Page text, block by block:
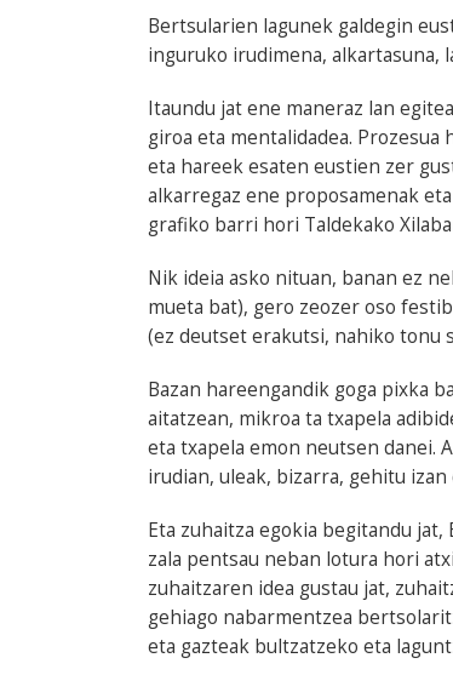
Bertsularien lagunek galdegin
inguruko irudimena, alkartasuna,
Itaundu jat ene maneraz lan
giroa eta mentalidadea.
eta hareek esaten eustien zer
alkarregaz ene proposamenak
grafiko barri hori Taldekako
Nik ideia asko nituan, banan ez
mueta bat), gero zeozer oso
(ez deutset erakutsi, nahiko tonu
Bazan hareengandik goga pixka
aitatzean, mikroa ta txapela
eta txapela emon neutsen danei.
irudian, uleak, bizarra, gehitu
Eta zuhaitza egokia begitandu
zala pentsau neban lotura hori
zuhaitzaren idea gustau jat,
gehiago nabarmentzea
eta gazteak bultzatzeko eta